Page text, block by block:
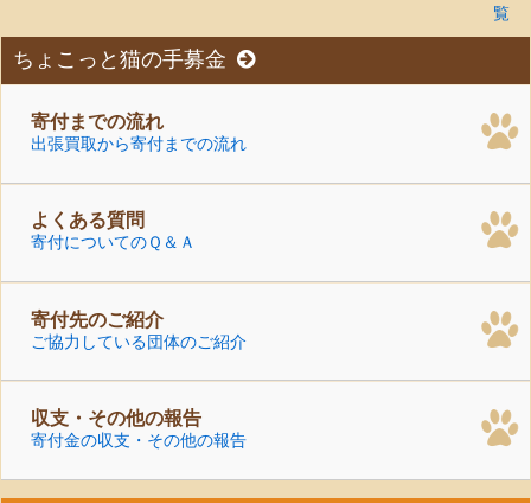
覧
ちょこっと猫の手募金
寄付までの流れ
出張買取から寄付までの流れ
よくある質問
寄付についてのＱ＆Ａ
寄付先のご紹介
ご協力している団体のご紹介
収支・その他の報告
寄付金の収支・その他の報告